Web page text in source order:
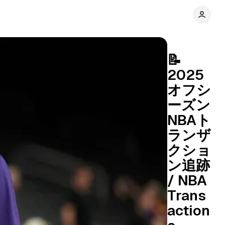
📝
2025
オフシ
ーズン
NBAト
ランザ
クショ
ン追跡
/ NBA
Trans
action